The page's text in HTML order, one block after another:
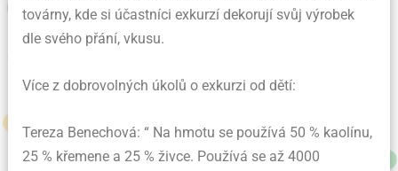
továrny, kde si účastníci exkurzí dekorují svůj výrobek
dle svého přání, vkusu.
Více z dobrovolných úkolů o exkurzi od dětí:
Tereza Benechová: “ Na hmotu se používá 50 % kaolínu,
25 % křemene a 25 % živce. Používá se až 4000